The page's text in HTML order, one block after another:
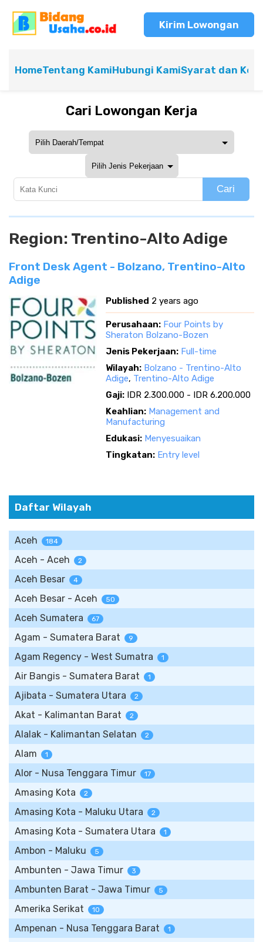
Kirim Lowongan
HomeTentang KamiHubungi KamiSyarat dan
Cari Lowongan Kerja
Cari
Region: Trentino-Alto Adige
Front Desk Agent - Bolzano, Trentino-Alto
Adige
Published 2 years ago
Perusahaan: Four Points by
Sheraton Bolzano-Bozen
Jenis Pekerjaan: Full-time
Wilayah: Bolzano - Trentino-Alto
Adige, Trentino-Alto Adige
Gaji: IDR 2.300.000 - IDR 6.200.000
Keahlian: Management and
Manufacturing
Edukasi: Menyesuaikan
Tingkatan: Entry level
Daftar Wilayah
Aceh 184
Aceh - Aceh 2
Aceh Besar 4
Aceh Besar - Aceh 50
Aceh Sumatera 67
Agam - Sumatera Barat 9
Agam Regency - West Sumatra 1
Air Bangis - Sumatera Barat 1
Ajibata - Sumatera Utara 2
Akat - Kalimantan Barat 2
Alalak - Kalimantan Selatan 2
Alam 1
Alor - Nusa Tenggara Timur 17
Amasing Kota 2
Amasing Kota - Maluku Utara 2
Amasing Kota - Sumatera Utara 1
Ambon - Maluku 5
Ambunten - Jawa Timur 3
Ambunten Barat - Jawa Timur 5
Amerika Serikat 10
Ampenan - Nusa Tenggara Barat 1